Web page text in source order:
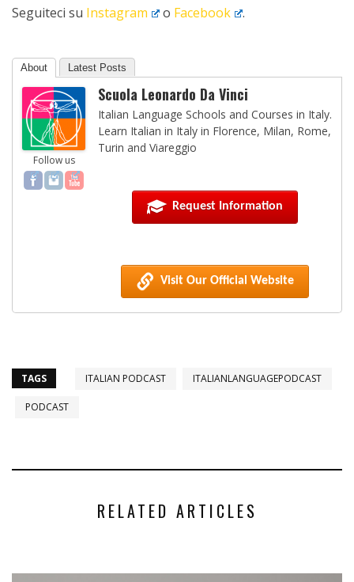
Seguiteci su Instagram o Facebook .
About Latest Posts
Follow us
Scuola Leonardo Da Vinci
Italian Language Schools and Courses in Italy.
Learn Italian in Italy in Florence, Milan, Rome,
Turin and Viareggio
Request Information
Visit Our Official Website
TAGS ITALIAN PODCAST ITALIANLANGUAGEPODCAST
PODCAST
RELATED ARTICLES